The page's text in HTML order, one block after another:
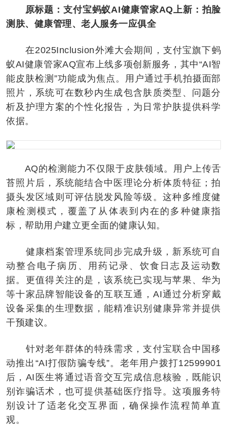
原标题：​支付宝蚂蚁AI健康管家AQ上新：拍脸
测肤、健康管理、老人服务一应俱全
在2025Inclusion外滩大会期间，支付宝旗下蚂
蚁AI健康管家AQ宣布上线多项创新服务，其中“AI智
能皮肤检测”功能成为焦点。用户通过手机拍摄面部
照片，系统可在数秒内生成包含肤质类型、问题分
析及护理方案的个性化报告，为日常护肤提供科学
依据。
AQ的检测能力不仅限于皮肤领域。用户上传舌
苔照片后，系统能结合中医理论分析体质特征；拍
摄头发区域则可评估脱发风险等级。这种多维度健
康检测模式，覆盖了从体表到内在的多种健康指
标，帮助用户建立更全面的健康认知。
健康档案管理系统同步完成升级，新系统可自
动整合电子病历、用药记录、饮食日志及运动数
据。更值得关注的是，该系统已实现与苹果、华为
等十家品牌智能设备的互联互通，AI通过分析穿戴
设备采集的生理数据，能精准识别健康异常并提供
干预建议。
针对老年群体的特殊需求，支付宝联合中国移
动推出“AI打假防骗专线”。老年用户拨打12599901
后，AI医生将通过语音交互完成信息核验，既能识
别诈骗话术，也可提供基础医疗指导。这项服务特
别设计了适老化交互界面，确保操作流程简单直
观。